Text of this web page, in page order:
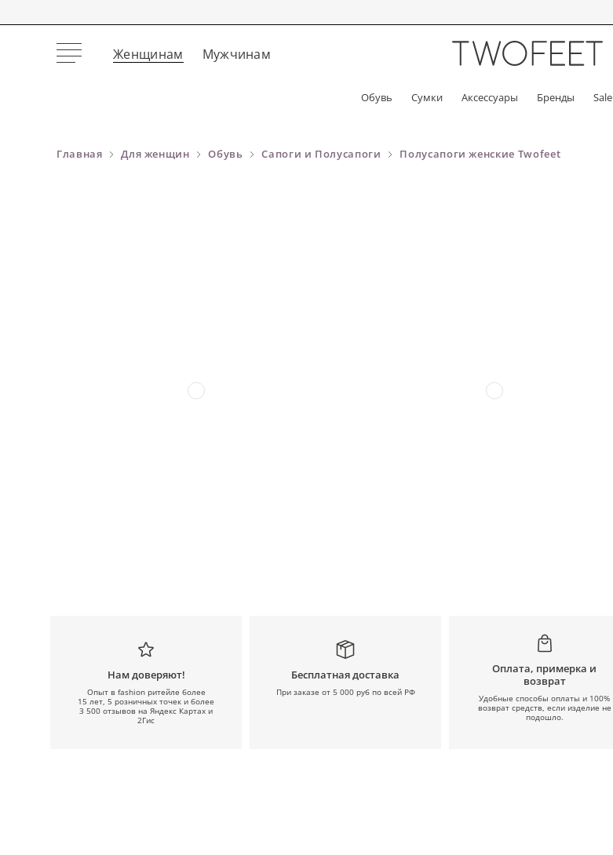
Женщинам Мужчинам
Обувь Сумки Аксессуары Бренды Sale
Главная Для женщин Обувь Сапоги и Полусапоги Полусапоги женские Twofeet
Нам доверяют!
Опыт в fashion ритейле более
15 лет, 5 розничных точек и более
3 500 отзывов на Яндекс Картах и
2Гис
Бесплатная доставка
При заказе от 5 000 руб по всей РФ
Оплата, примерка и
возврат
Удобные способы оплаты и 100%
возврат средств, если изделие не
подошло.